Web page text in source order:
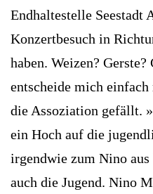
Endhaltestelle Seestadt
Konzertbesuch in
haben. Weizen?
entscheide mich
die Assoziation gefällt.
ein Hoch auf die
irgendwie zum Nino
auch die Jugend. Nino